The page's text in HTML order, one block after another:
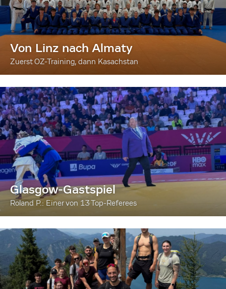
Von Linz nach Almaty
Zuerst OZ-Training, dann Kasachstan
Glasgow-Gastspiel
Roland P.: Einer von 13 Top-Referees